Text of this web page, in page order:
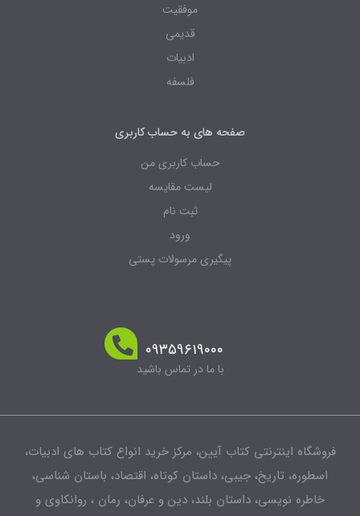
موفقیت
قدیمی
ادبیات
فلسفه
صفحه های به حساب کاربری
حساب کاربری من
لیست مقایسه
ثبت نام
ورود
پیگیری مرسولات پستی
۰۹۳۵۹۶۱۹۰۰۰
با ما در تماس باشید
فروشگاه اینترنتی کتاب آیین، مرکز خرید انواع کتاب های ادبیات،
اسطوره، تاریخ، جیبی، داستان کوتاه، اقتصاد، باستان شناسی،
خاطره نویسی، داستان بلند، دین و عرفان، رمان ، روانکاوی و